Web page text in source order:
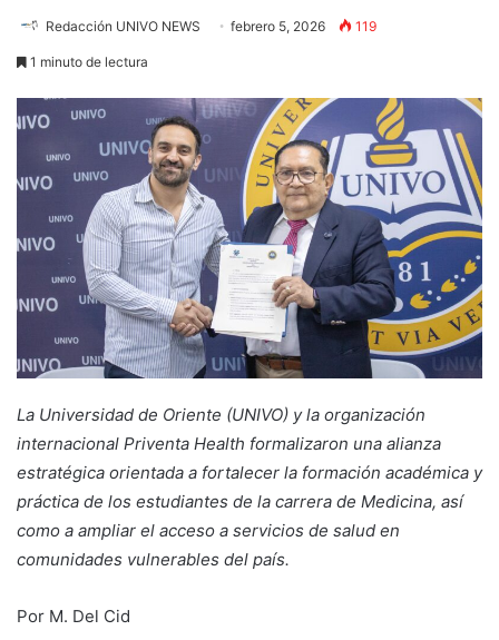
Redacción UNIVO NEWS febrero 5, 2026 119
1 minuto de lectura
La Universidad de Oriente (UNIVO) y la organización
internacional Priventa Health formalizaron una alianza
estratégica orientada a fortalecer la formación académica y
práctica de los estudiantes de la carrera de Medicina, así
como a ampliar el acceso a servicios de salud en
comunidades vulnerables del país.
Por M. Del Cid